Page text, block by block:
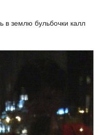
в землю бульбочки калл